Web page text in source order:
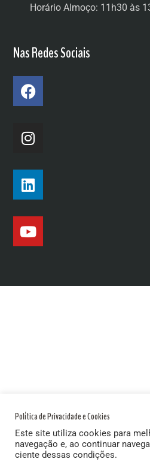
Horário Almoço: 11h30 às
Nas Redes Sociais
Política de Privacidade e Cookies
Este site utiliza cookies para
navegação e, ao continuar
ciente dessas condições.